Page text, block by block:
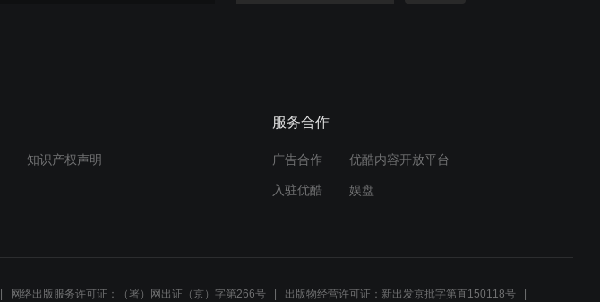
知识产权声明
服务合作
广告合作 优酷内容开放平台
入驻优酷 娱盘
网络出版服务许可证：（署）网出证（京）字第266号 出版物经营许可证：新出发京批字第直150118号